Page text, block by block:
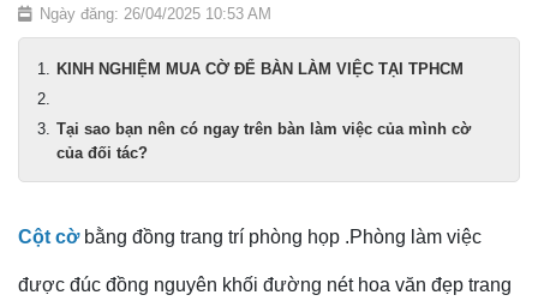
Ngày đăng: 26/04/2025 10:53 AM
KINH NGHIỆM MUA CỜ ĐỂ BÀN LÀM VIỆC TẠI TPHCM
Tại sao bạn nên có ngay trên bàn làm việc của mình cờ
của đối tác?
Cột cờbằng đồng trang trí phòng họp .Phòng làm việc
được đúc đồng nguyên khối đường nét hoa văn đẹp trang